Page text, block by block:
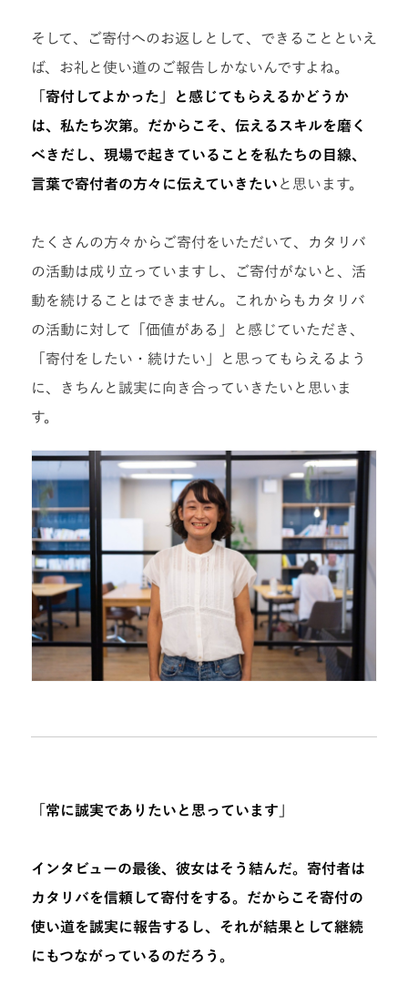
そして、ご寄付へのお返しとして、できることといえ
ば、お礼と使い道のご報告しかないんですよね。
「寄付してよかった」と感じてもらえるかどうか
は、私たち次第。だからこそ、伝えるスキルを磨く
べきだし、現場で起きていることを私たちの目線、
言葉で寄付者の方々に伝えていきたい と思います。
たくさんの方々からご寄付をいただいて、カタリバ
の活動は成り立っていますし、ご寄付がないと、活
動を続けることはできません。これからもカタリバ
の活動に対して「価値がある」と感じていただき、
「寄付をしたい・続けたい」と思ってもらえるよう
に、きちんと誠実に向き合っていきたいと思いま
す。
「常に誠実でありたいと思っています」
インタビューの最後、彼女はそう結んだ。寄付者は
カタリバを信頼して寄付をする。だからこそ寄付の
使い道を誠実に報告するし、それが結果として継続
にもつながっているのだろう。